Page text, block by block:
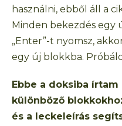
használni, ebből áll a
Minden bekezdés egy
„Enter”-t nyomsz,
egy új blokkba.
Ebbe a doksiba
különböző
és a leckeleírás